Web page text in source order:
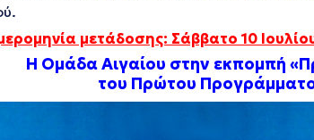
μετάδοσης: Σάββατο 10
Η Ομάδα Αιγαίου στην εκπομπή
του Πρώτου